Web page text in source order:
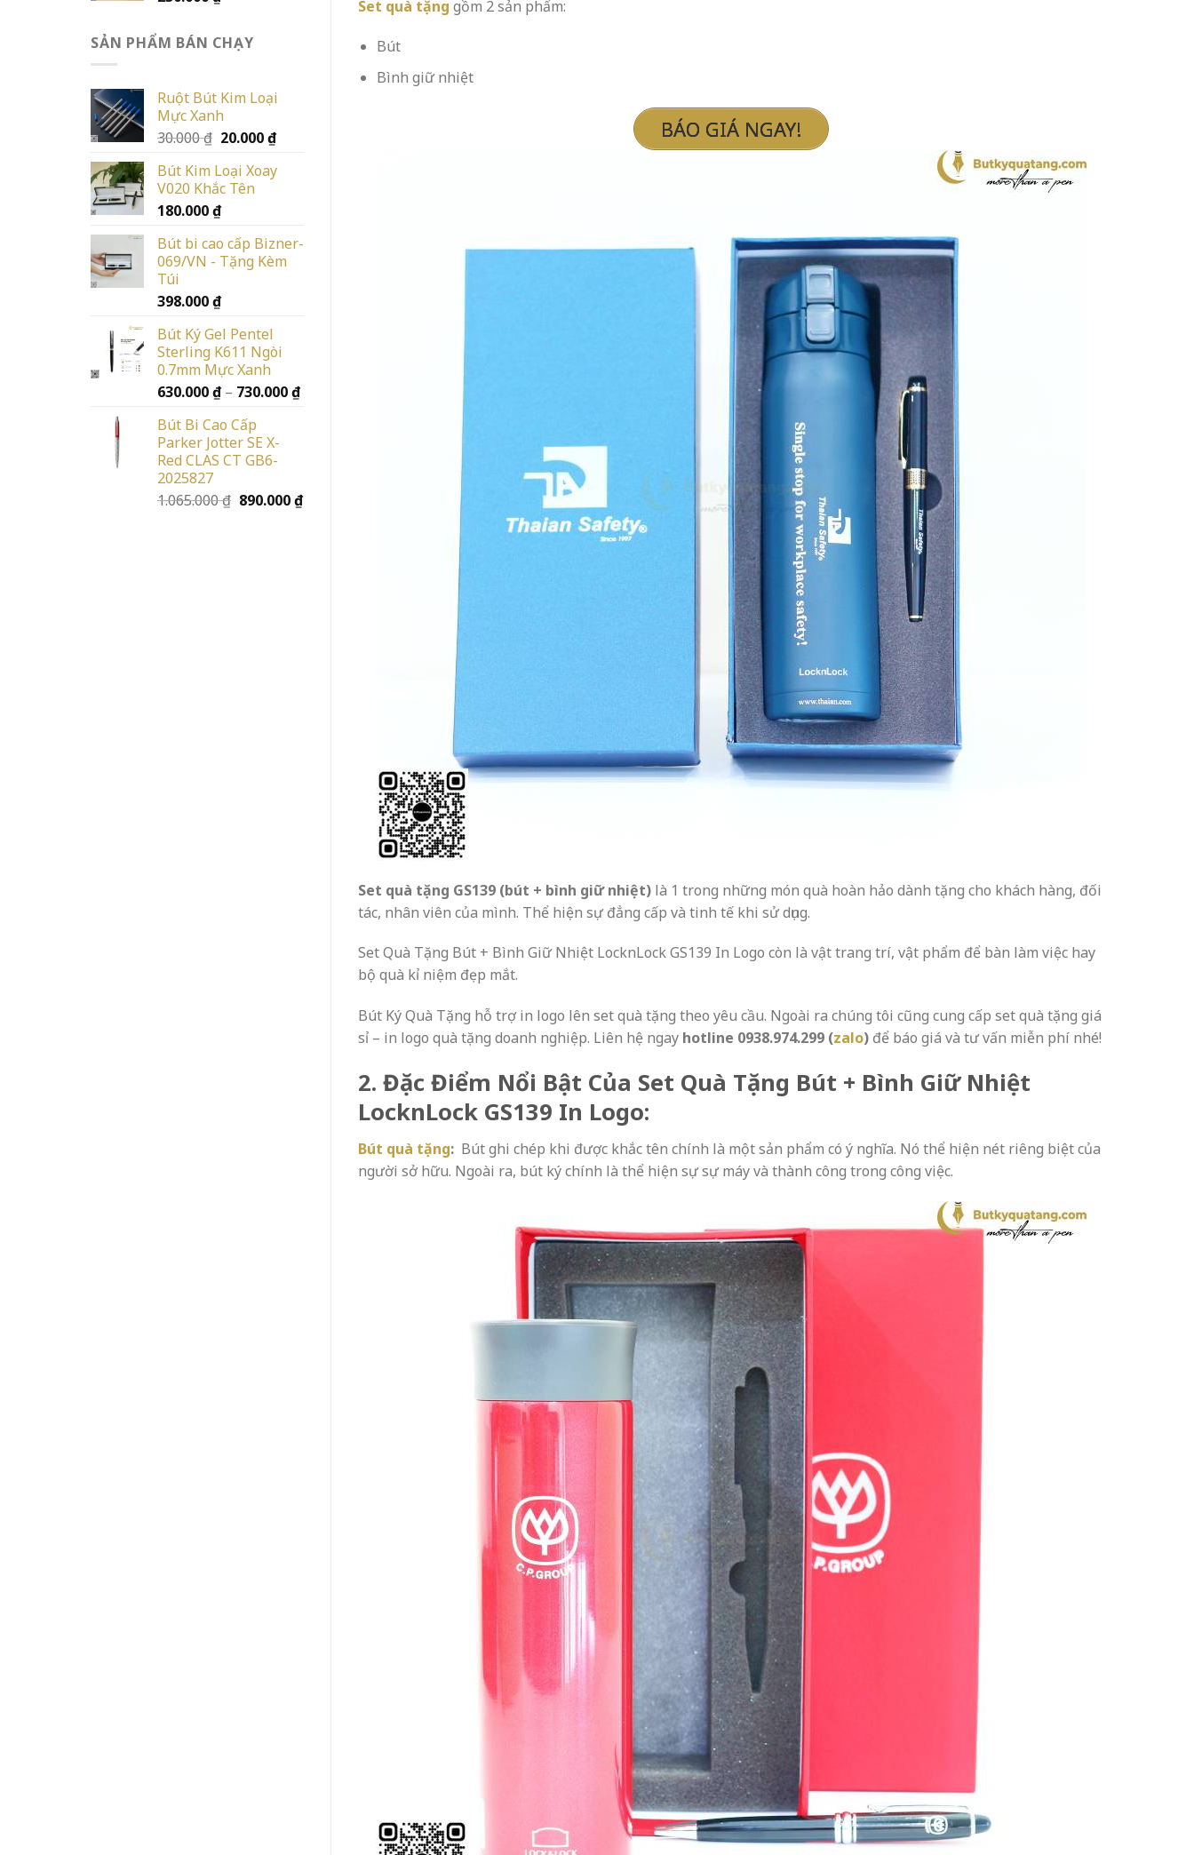
SẢN PHẨM BÁN CHẠY
Ruột Bút Kim Loại
Mực Xanh
30.000₫ Giá
là:
30.000 ₫.
20.000₫Giá
tại
Bút Kim Loại Xoay
V020 Khắc Tên
180.000₫
Bút bi cao cấp Bizner-
069/VN - Tặng Kèm
Túi
398.000₫
Bút Ký Gel Pentel
Sterling K611 Ngòi
0.7mm Mực Xanh
630.000₫ – 730.000₫Khoảng
Bút Bi Cao Cấp
Parker Jotter SE X-
Red CLAS CT GB6-
2025827
1.065.000₫ Giá
890.000₫Giá
Set quà tặng gồm 2 sản phẩm:
Bút
Bình giữ nhiệt
BÁO GIÁ NGAY!
Set quà tặng GS139 (bút + bình giữ nhiệt) là 1 trong những món quà hoàn hảo dành tặng cho khách hàng, đối
tác, nhân viên của mình. Thể hiện sự đẳng cấp và tinh tế khi sử dụng.
Set Quà Tặng Bút + Bình Giữ Nhiệt LocknLock GS139 In Logo còn là vật trang trí, vật phẩm để bàn làm việc hay
bộ quà kỉ niệm đẹp mắt.
Bút Ký Quà Tặng hỗ trợ in logo lên set quà tặng theo yêu cầu. Ngoài ra chúng tôi cũng cung cấp set quà tặng giá
sỉ – in logo quà tặng doanh nghiệp. Liên hệ ngay hotline 0938.974.299 (zalo) để báo giá và tư vấn miễn phí nhé!
2. Đặc Điểm Nổi Bật Của Set Quà Tặng Bút + Bình Giữ Nhiệt
LocknLock GS139 In Logo:
Bút quà tặng: Bút ghi chép khi được khắc tên chính là một sản phẩm có ý nghĩa. Nó thể hiện nét riêng biệt của
người sở hữu. Ngoài ra, bút ký chính là thể hiện sự sự máy và thành công trong công việc.